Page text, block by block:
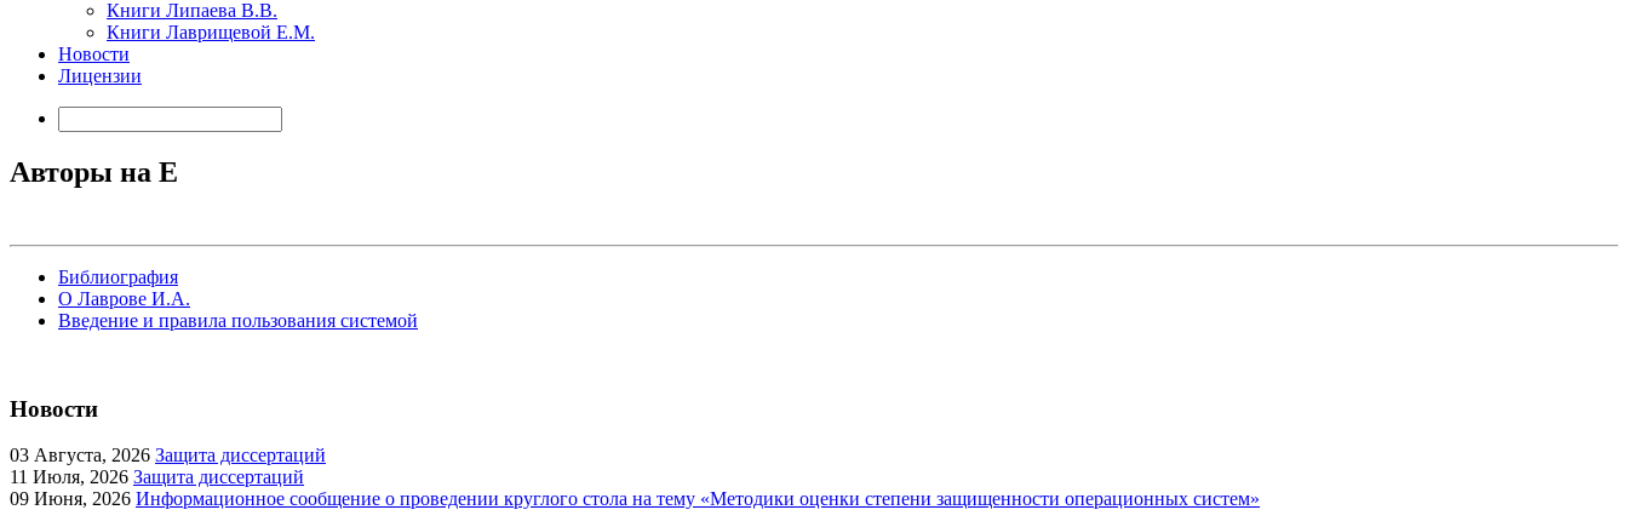
Книги Липаева В.В.
Книги Лаврищевой Е.М.
Новости
Лицензии
Авторы на E
Библиография
О Лаврове И.А.
Введение и правила пользования системой
Новости
03 Августа, 2026 Защита диссертаций
11 Июля, 2026 Защита диссертаций
09 Июня, 2026 Информационное сообщение о проведении круглого стола на тему «Методики оценки степени защищенности операционных систем»